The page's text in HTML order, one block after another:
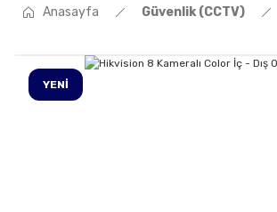
Anasayfa Güvenlik (CCTV)
YENİ